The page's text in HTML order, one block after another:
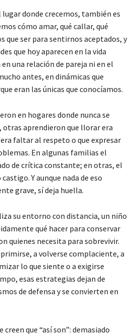
donde crecemos, también es
cómo amar, qué callar, qué
que ser para sentirnos aceptados, y
que hoy aparecen en la vida
una relación de pareja ni en el
antes, en dinámicas que
eran las únicas que conocíamos.
en hogares donde nunca se
otras aprendieron que llorar era
faltar al respeto o que expresar
En algunas familias el
de crítica constante; en otras, el
Y aunque nada de eso
grave, sí deja huella.
su entorno con distancia, un niño
qué hacer para conservar
quienes necesita para sobrevivir.
a volverse complaciente, a
lo que siente o a exigirse
esas estrategias dejan de
de defensa y se convierten en
creen que “así son”: demasiado